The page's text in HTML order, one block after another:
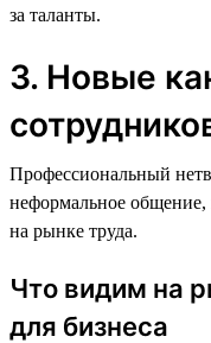
за таланты.
3. Новые
Профессиональный
неформальное общение,
на рынке труда.
Что видим на
для бизнеса